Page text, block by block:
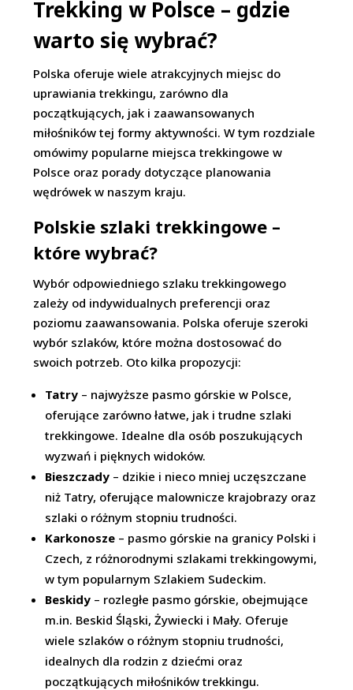
Trekking w Polsce – gdzie
warto się wybrać?
Polska oferuje wiele atrakcyjnych miejsc do
uprawiania trekkingu, zarówno dla
początkujących, jak i zaawansowanych
miłośników tej formy aktywności. W tym rozdziale
omówimy popularne miejsca trekkingowe w
Polsce oraz porady dotyczące planowania
wędrówek w naszym kraju.
Polskie szlaki trekkingowe –
które wybrać?
Wybór odpowiedniego szlaku trekkingowego
zależy od indywidualnych preferencji oraz
poziomu zaawansowania. Polska oferuje szeroki
wybór szlaków, które można dostosować do
swoich potrzeb. Oto kilka propozycji:
Tatry – najwyższe pasmo górskie w Polsce,
oferujące zarówno łatwe, jak i trudne szlaki
trekkingowe. Idealne dla osób poszukujących
wyzwań i pięknych widoków.
Bieszczady – dzikie i nieco mniej uczęszczane
niż Tatry, oferujące malownicze krajobrazy oraz
szlaki o różnym stopniu trudności.
Karkonosze – pasmo górskie na granicy Polski i
Czech, z różnorodnymi szlakami trekkingowymi,
w tym popularnym Szlakiem Sudeckim.
Beskidy – rozległe pasmo górskie, obejmujące
m.in. Beskid Śląski, Żywiecki i Mały. Oferuje
wiele szlaków o różnym stopniu trudności,
idealnych dla rodzin z dziećmi oraz
początkujących miłośników trekkingu.